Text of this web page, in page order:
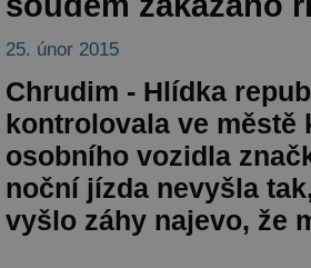
25. únor 2015
Chrudim - Hlídka
kontrolovala ve
osobního vozidla
noční jízda nevyšla
vyšlo záhy najevo, že